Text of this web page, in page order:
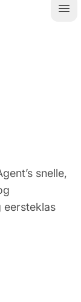
snelle,
eersteklas